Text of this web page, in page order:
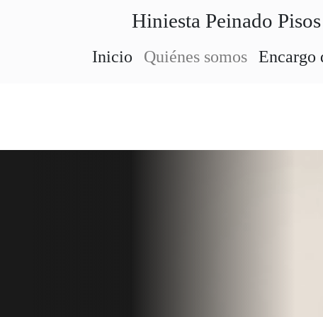
Hiniesta Peinado
Inicio Quiénes somos Encargo